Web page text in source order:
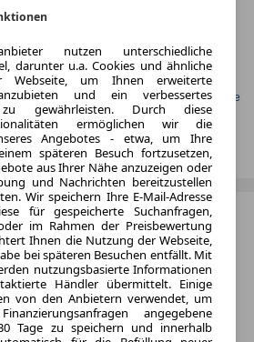
(komb.)
Gefunden auf LeasingMarkt.de
nutzen unterschiedliche
darunter u.a. Cookies und ähnliche
Webseite, um Ihnen erweiterte
und ein verbessertes
zu gewährleisten. Durch diese
ermöglichen wir die
Angebotes - etwa, um Ihre
späteren Besuch fortzusetzen,
aus Ihrer Nähe anzuzeigen oder
und Nachrichten bereitzustellen
Wir speichern Ihre E-Mail-Adresse
für gespeicherte Suchanfragen,
im Rahmen der Preisbewertung
Ihnen die Nutzung der Webseite,
bei späteren Besuchen entfällt. Mit
nutzungsbasierte Informationen
Händler übermittelt. Einige
von den Anbietern verwendet, um
angegebene
Tage zu speichern und innerhalb